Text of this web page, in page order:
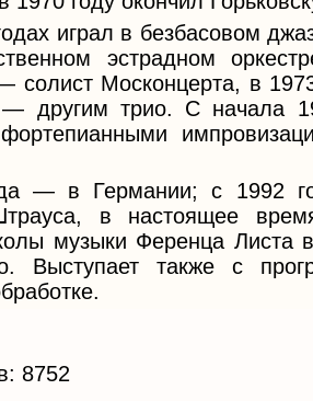
играл в безбасовом
эстрадном
солист Москонцерта, в
— другим трио. С начала
— в Германии; с 1992
в настоящее
музыки Ференца Листа
Выступает также с
8752